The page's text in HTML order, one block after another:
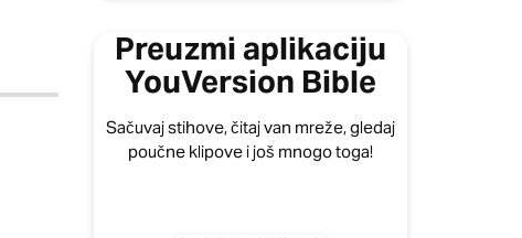
Preuzmi aplikaciju
YouVersion Bible
Sačuvaj stihove, čitaj van mreže, gledaj
poučne klipove i još mnogo toga!